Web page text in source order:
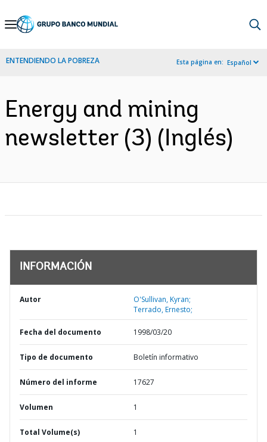
Skip
Navigation
ENTENDIENDO LA POBREZA Esta página en: Español
Energy and mining
newsletter (3) (Inglés)
INFORMACIÓN
Autor
O'Sullivan, Kyran;
Terrado, Ernesto;
Fecha del documento 1998/03/20
Tipo de documento Boletín informativo
Número del informe 17627
Volumen 1
Total Volume(s) 1